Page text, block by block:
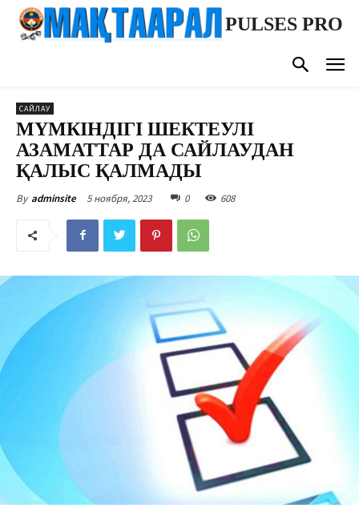
PULSES PRO
САЙЛАУ
МҮМКІНДІГІ ШЕКТЕУЛІ
АЗАМАТТАР ДА САЙЛАУДАН
ҚАЛЫС ҚАЛМАДЫ
By adminsite 5 ноября, 2023 0 608